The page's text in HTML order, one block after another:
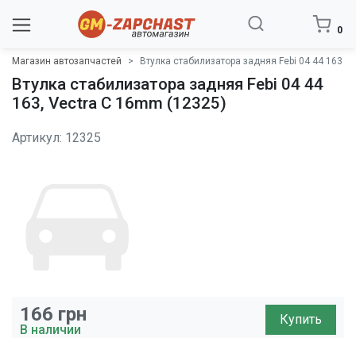
0
Магазин автозапчастей Втулка стабилизатора задняя Febi 04 44 163
Втулка стабилизатора задняя Febi 04 44
163, Vectra C 16mm (12325)
Артикул: 12325
166 грн
В наличии
Купить